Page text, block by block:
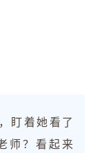
盯着她看了
师？看起来